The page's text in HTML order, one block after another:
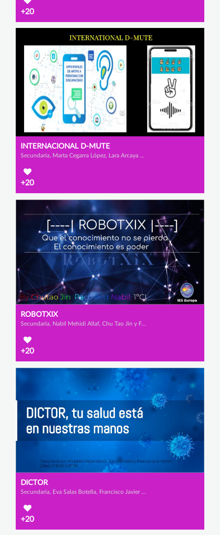
+20
INTERNACIONAL D-MUTE
Secundaria, Marta Cegarra López, Lara Arcaya Brito y Alexandru Rares Iamendi
+20
ROBOTXIX
Secundaria, Nabil Mehidi Allaf, Chu Tao Jin y Francisco Castro Martínez
+20
DICTOR
Secundaria, Eva Salas Botella, Francisco Javier Gallego Herrero y Mia Julieta Colque Mancilla
+20